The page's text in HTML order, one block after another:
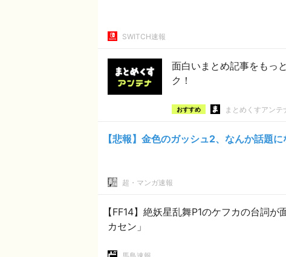
SWITCH速報
面白いまとめ記事をもっ
ク！
おすすめ まとめくすアンテ
【悲報】金色のガッシュ2、なんか話題
超・マンガ速報
【FF14】絶妖星乱舞P1のケフカの台詞
カセン」